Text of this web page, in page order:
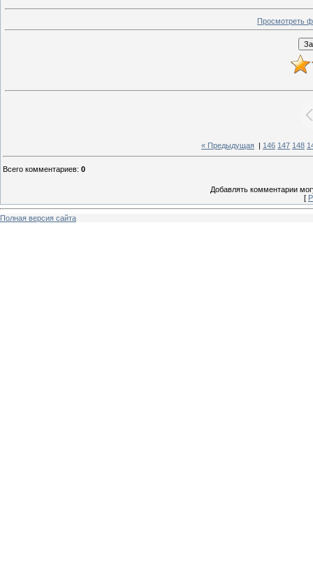
Просмотреть
« Предыдущая 146 147 148
Всего комментариев: 0
Добавлять комментарии
[
Полная версия сайта